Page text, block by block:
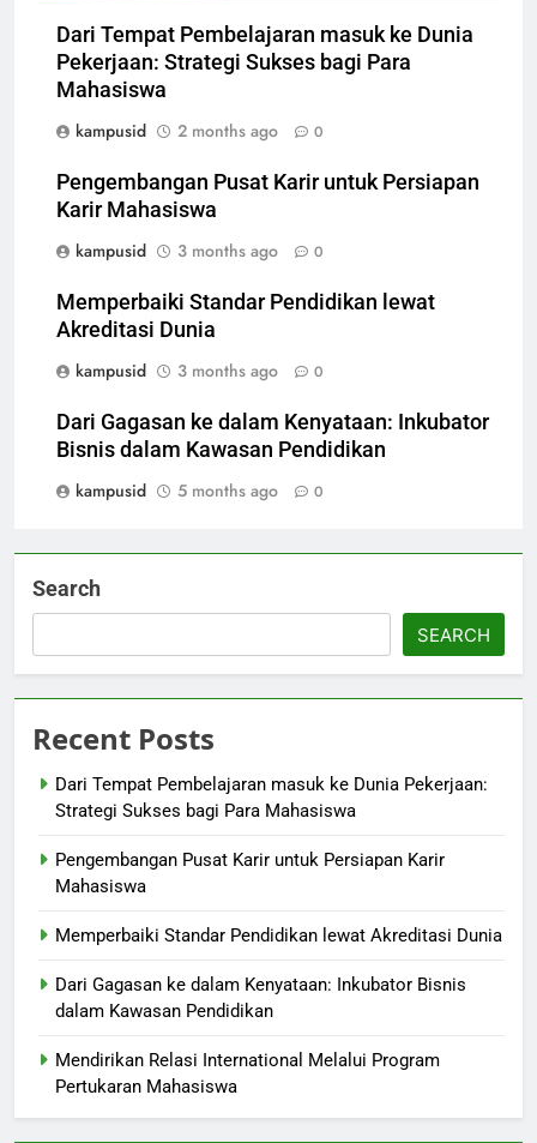
Dari Tempat Pembelajaran masuk ke Dunia
Pekerjaan: Strategi Sukses bagi Para
Mahasiswa
kampusid
2 months ago 0
Pengembangan Pusat Karir untuk Persiapan
Karir Mahasiswa
kampusid
3 months ago 0
Memperbaiki Standar Pendidikan lewat
Akreditasi Dunia
kampusid
3 months ago 0
Dari Gagasan ke dalam Kenyataan: Inkubator
Bisnis dalam Kawasan Pendidikan
kampusid
5 months ago 0
Search
SEARCH
Recent Posts
Dari Tempat Pembelajaran masuk ke Dunia Pekerjaan:
Strategi Sukses bagi Para Mahasiswa
Pengembangan Pusat Karir untuk Persiapan Karir
Mahasiswa
Memperbaiki Standar Pendidikan lewat Akreditasi Dunia
Dari Gagasan ke dalam Kenyataan: Inkubator Bisnis
dalam Kawasan Pendidikan
Mendirikan Relasi International Melalui Program
Pertukaran Mahasiswa